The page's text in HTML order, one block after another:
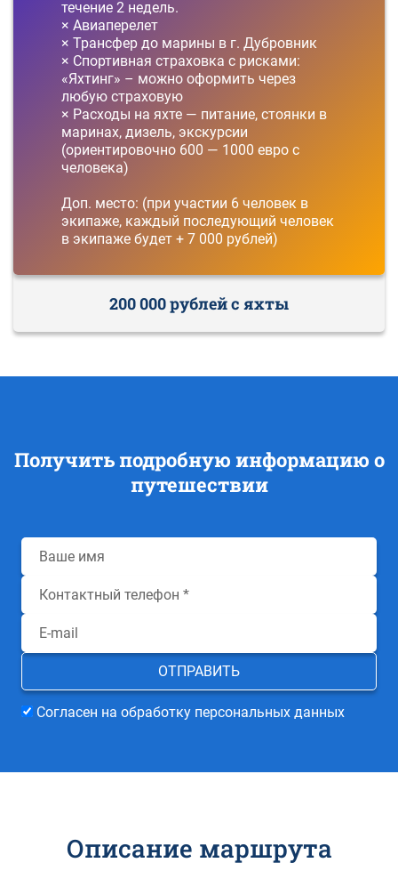
течение 2 недель.
× Авиаперелет
× Трансфер до марины в г. Дубровник
× Спортивная страховка с рисками:
«Яхтинг» – можно оформить через
любую страховую
× Расходы на яхте — питание, стоянки в
маринах, дизель, экскурсии
(ориентировочно 600 — 1000 евро с
человека)
Доп. место: (при участии 6 человек в
экипаже, каждый последующий человек
в экипаже будет + 7 000 рублей)
200 000 рублей с яхты
Получить подробную информацию о
путешествии
Согласен на обработку персональных данных
Описание маршрута